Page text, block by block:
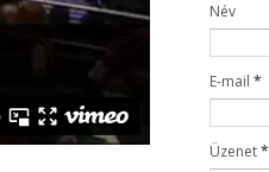
Név
E-mail *
Üzenet*